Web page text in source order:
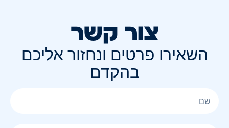
צור קשר
השאירו פרטים ונחזור אליכם
בהקדם